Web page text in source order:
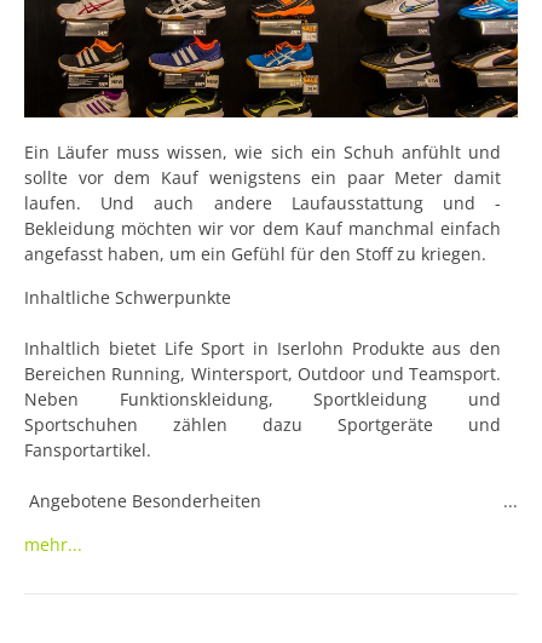
Ein Läufer muss wissen, wie sich ein Schuh anfühlt und
sollte vor dem Kauf wenigstens ein paar Meter damit
laufen. Und auch andere Laufausstattung und -
Bekleidung möchten wir vor dem Kauf manchmal einfach
angefasst haben, um ein Gefühl für den Stoff zu kriegen.
Inhaltliche Schwerpunkte
Inhaltlich bietet Life Sport in Iserlohn Produkte aus den
Bereichen Running, Wintersport, Outdoor und Teamsport.
Neben Funktionskleidung, Sportkleidung und
Sportschuhen zählen dazu Sportgeräte und
Fansportartikel.
Die Basis des Service liegt bei einer umfangreichen
mehr...